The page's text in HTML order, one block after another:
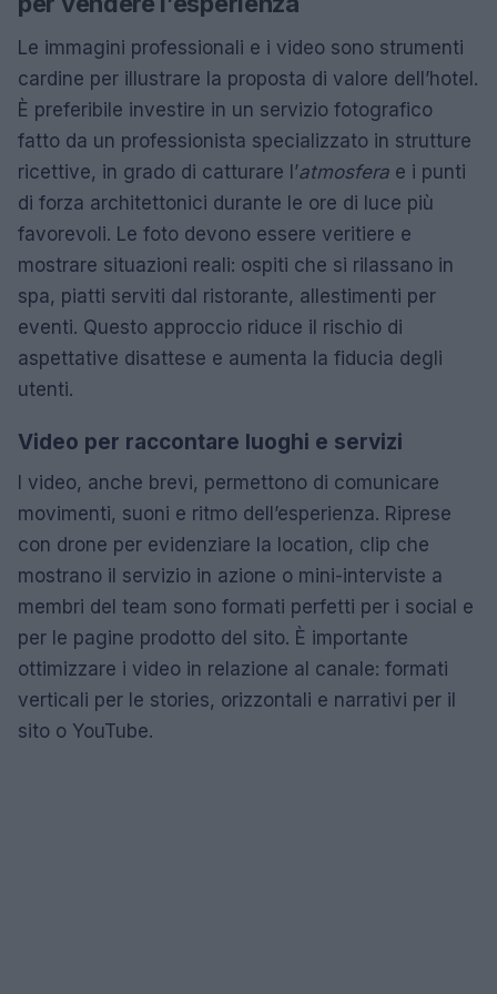
Le immagini professionali e i video sono strumenti
cardine per illustrare la proposta di valore dell’hotel.
È preferibile investire in un servizio fotografico
fatto da un professionista specializzato in strutture
ricettive, in grado di catturare l’atmosfera e i punti
di forza architettonici durante le ore di luce più
favorevoli. Le foto devono essere veritiere e
mostrare situazioni reali: ospiti che si rilassano in
spa, piatti serviti dal ristorante, allestimenti per
eventi. Questo approccio riduce il rischio di
aspettative disattese e aumenta la fiducia degli
utenti.
Video per raccontare luoghi e servizi
I video, anche brevi, permettono di comunicare
movimenti, suoni e ritmo dell’esperienza. Riprese
con drone per evidenziare la location, clip che
mostrano il servizio in azione o mini-interviste a
membri del team sono formati perfetti per i social e
per le pagine prodotto del sito. È importante
ottimizzare i video in relazione al canale: formati
verticali per le stories, orizzontali e narrativi per il
sito o YouTube.